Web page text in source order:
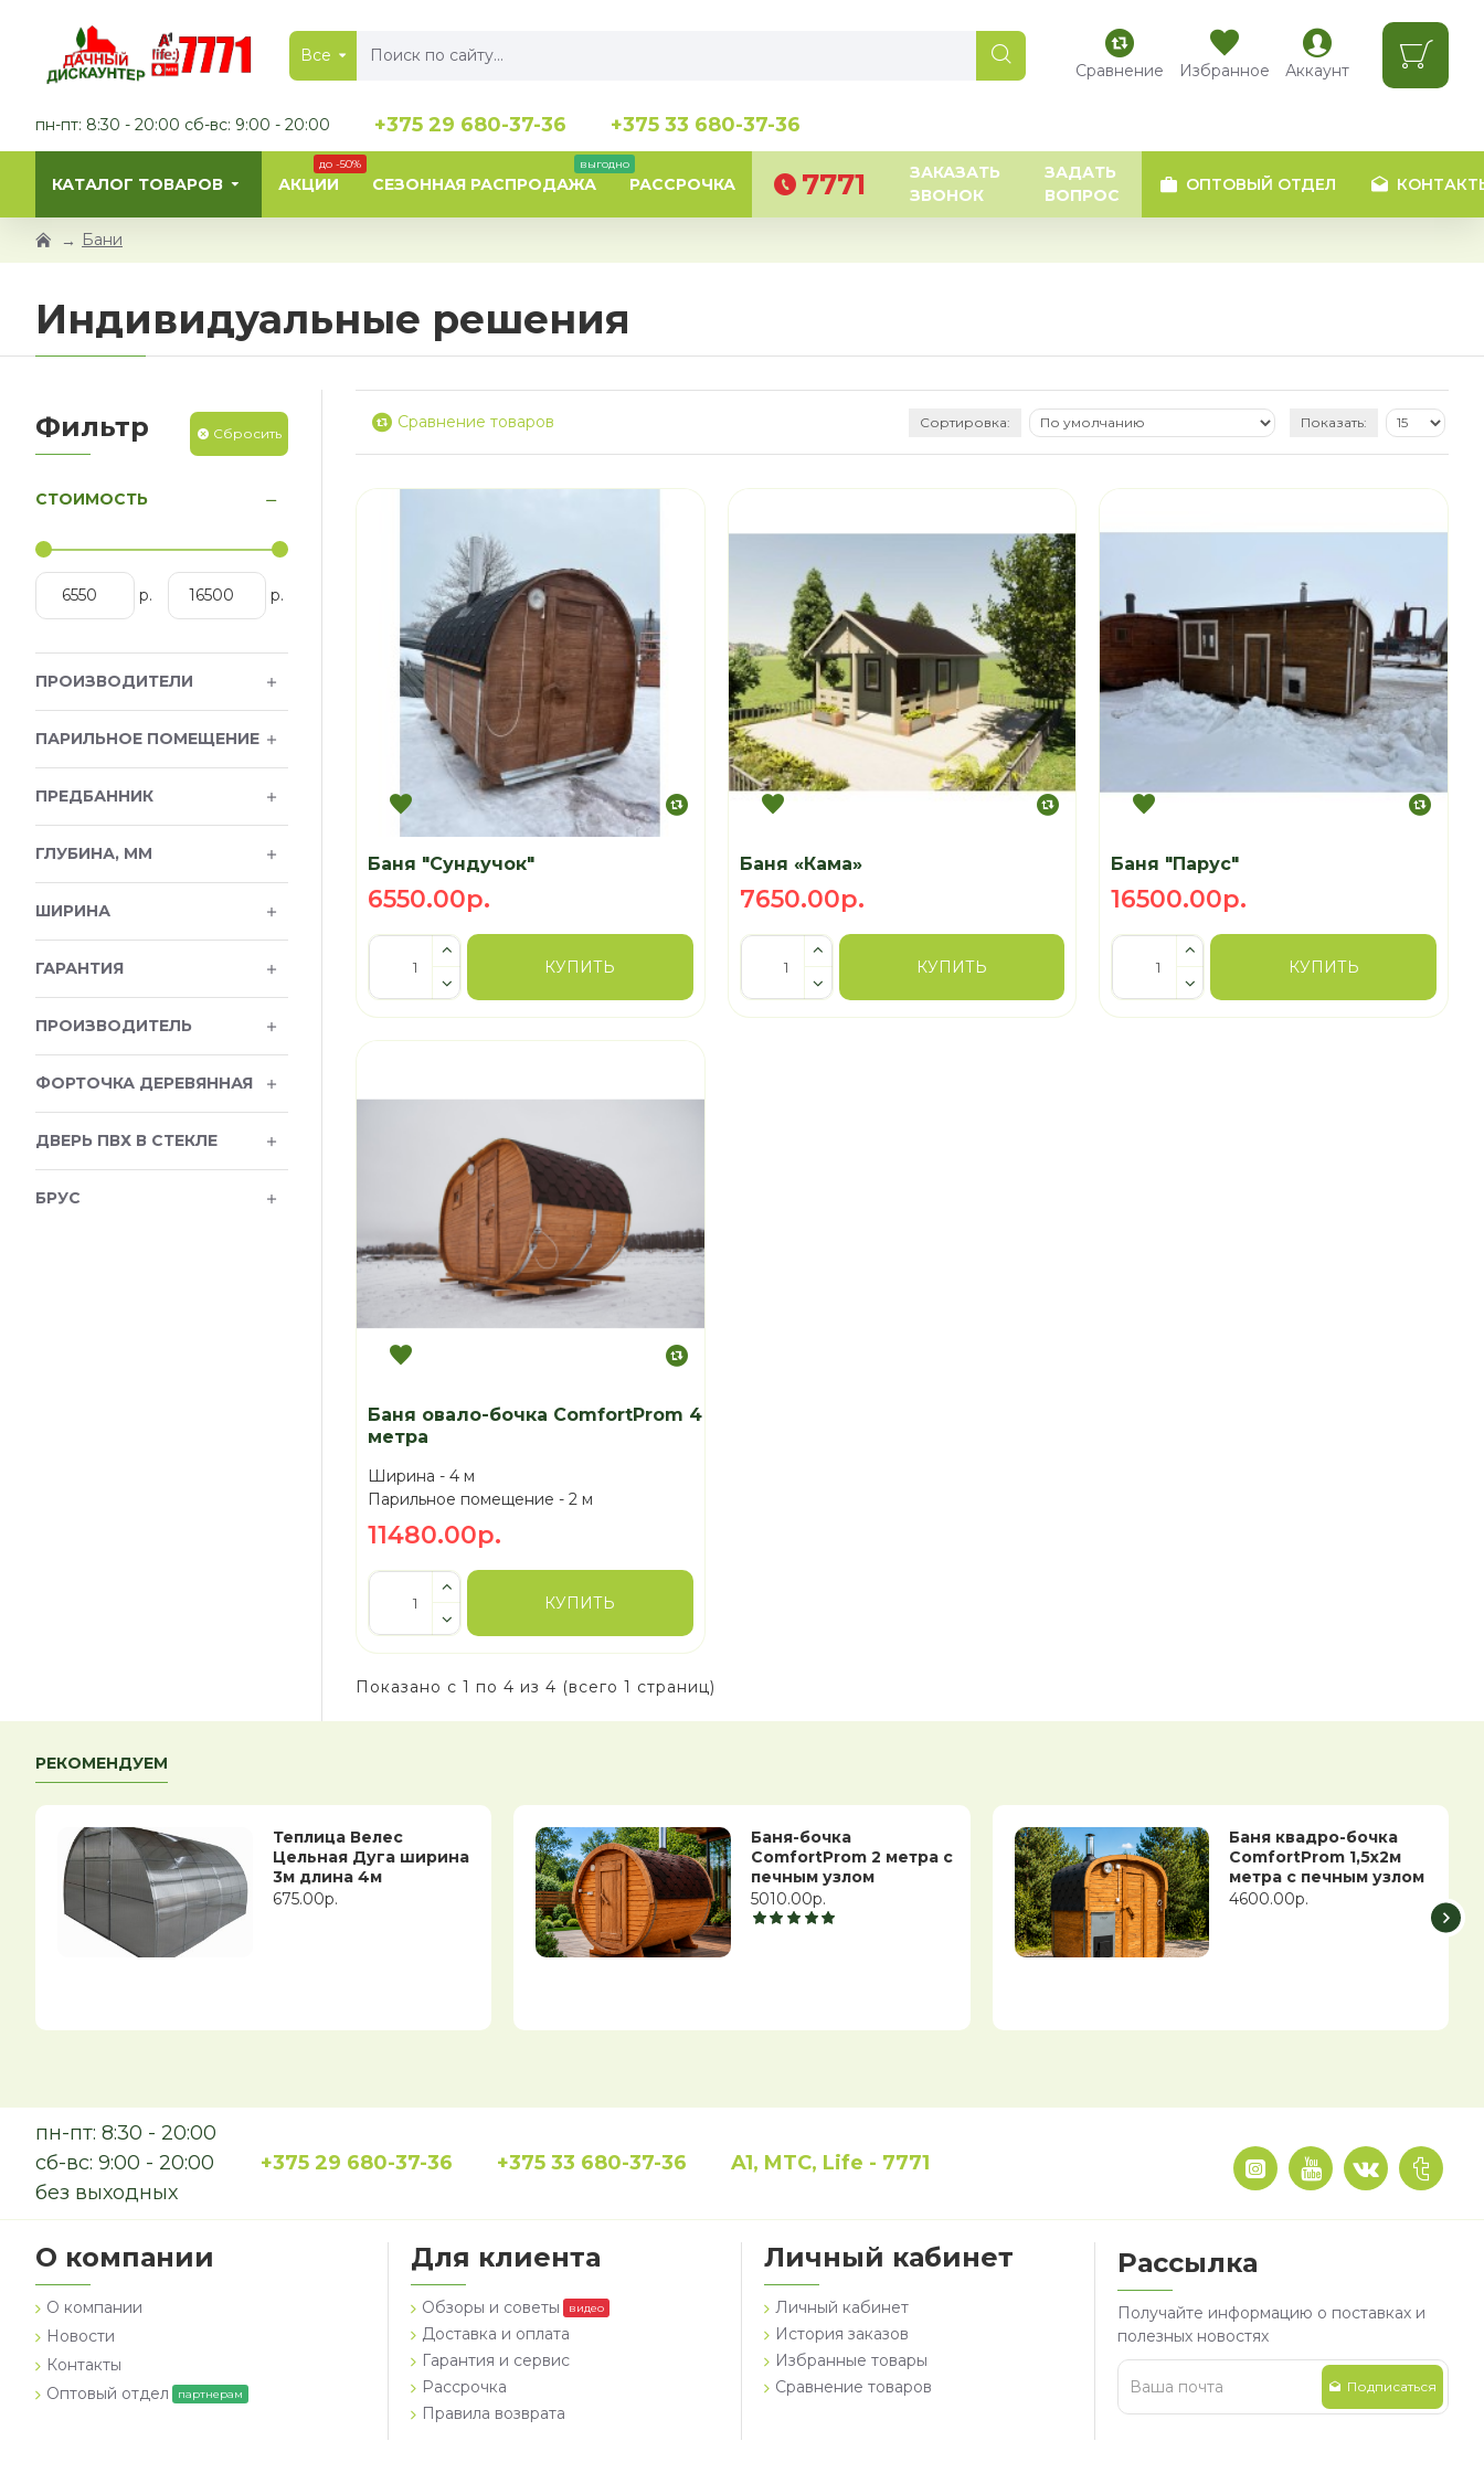
Все
Сравнение Избранное Аккаунт
пн-пт: 8:30 - 20:00 сб-вс: 9:00 - 20:00 +375 29 680-37-36 +375 33 680-37-36
КАТАЛОГ ТОВАРОВ АКЦИИ
до -50%
СЕЗОННАЯ РАСПРОДАЖА
выгодно
РАССРОЧКА 7771
ЗАКАЗАТЬ
ЗВОНОК
ЗАДАТЬ
ВОПРОС
ОПТОВЫЙ ОТДЕЛ
Бани
Индивидуальные решения
Фильтр Сбросить
СТОИМОСТЬ
р. р.
ПРОИЗВОДИТЕЛИ
ПАРИЛЬНОЕ ПОМЕЩЕНИЕ
ПРЕДБАННИК
ГЛУБИНА, ММ
ШИРИНА
ГАРАНТИЯ
ПРОИЗВОДИТЕЛЬ
ФОРТОЧКА ДЕРЕВЯННАЯ
ДВЕРЬ ПВХ В СТЕКЛЕ
БРУС
Сравнение товаров Сортировка: Показать:
Баня "Сундучок"
6550.00р.
КУПИТЬ
Баня «Кама»
7650.00р.
КУПИТЬ
Баня "Парус"
16500.00р.
КУПИТЬ
Баня овало-бочка ComfortProm 4
метра
Ширина - 4 м
Парильное помещение - 2 м
11480.00р.
КУПИТЬ
Показано с 1 по 4 из 4 (всего 1 страниц)
РЕКОМЕНДУЕМ
Теплица Велес
Цельная Дуга ширина
3м длина 4м
675.00р.
Баня-бочка
ComfortProm 2 метра с
печным узлом
5010.00р.
Баня квадро-бочка
ComfortProm 1,5х2м
метра с печным узлом
4600.00р.
пн-пт: 8:30 - 20:00
сб-вс: 9:00 - 20:00
без выходных
+375 29 680-37-36 +375 33 680-37-36 A1, MTC, Life - 7771
О компании
О компании
Новости
Контакты
Оптовый отдел
партнерам
Для клиента
Обзоры и советы видео
Доставка и оплата
Гарантия и сервис
Рассрочка
Правила возврата
Личный кабинет
Личный кабинет
История заказов
Избранные товары
Сравнение товаров
Рассылка
Получайте информацию о поставках и
полезных новостях
Подписаться